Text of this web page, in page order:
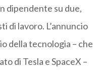
dipendente su due,
di lavoro. L’annuncio
della tecnologia – che
di Tesla e SpaceX –